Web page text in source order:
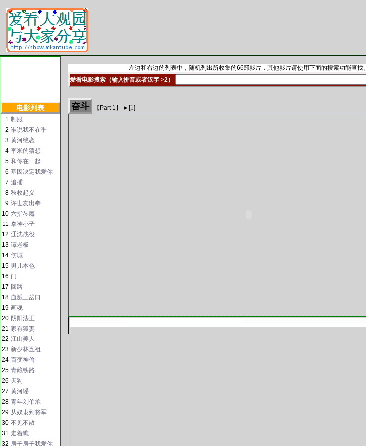
电影列表
1 制服
2 谁说我不在乎
3 黄河绝恋
4 李米的猜想
5 和你在一起
6 基因决定我爱你
7 追捕
8 秋收起义
9 许世友出拳
10 六指琴魔
11 拳神小子
12 辽沈战役
13 谭老板
14 伤城
15 男儿本色
16 门
17 回路
18 血溅三岔口
19 画魂
20 阴阳法王
21 家有狐妻
22 江山美人
23 新少林五祖
24 百变神偷
25 青藏铁路
26 天狗
27 黄河谣
28 青年刘伯承
29 从奴隶到将军
30 不见不散
31 走着瞧
32 房子房子我爱你
左边和右边的列表中，随机列出所收集的66部影片，其他影片请使用下面的搜索功能查找。
爱看电影搜索（输入拼音或者汉字 >2）
奋斗 【Part 1 】 ► [1]